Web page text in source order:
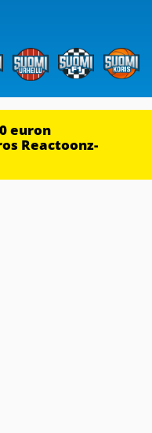
euron
Reactoonz-